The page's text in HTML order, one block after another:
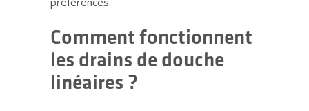
Comment fonctionnent
les drains de douche
linéaires ?